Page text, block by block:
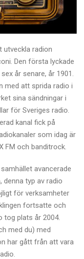
utveckla radion
Den första lyckade
år senare, år 1901.
med att sprida radio i
sina sändningar i
för Sveriges radio.
kanal fick på
som idag är
FM och banditrock.
avancerade
denna typ av radio
för verksamheter
fortsatte och
tog plats år 2004.
med du) med
har gått från att vara